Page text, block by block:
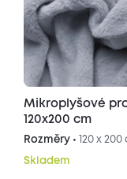
Mikroplyšové
120x200 cm
Rozměry • 120 x 200
Skladem